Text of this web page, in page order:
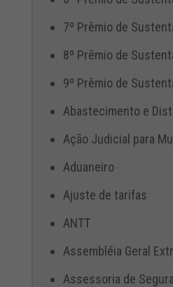
7º Prêmio de
8º Prêmio de
9º Prêmio de
Abastecimento e
Ação Judicial para
Aduaneiro
Ajuste de tarifas
ANTT
Assembléia Geral
Assessoria de